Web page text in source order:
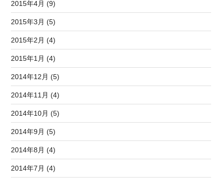
2015年4月 (9)
2015年3月 (5)
2015年2月 (4)
2015年1月 (4)
2014年12月 (5)
2014年11月 (4)
2014年10月 (5)
2014年9月 (5)
2014年8月 (4)
2014年7月 (4)